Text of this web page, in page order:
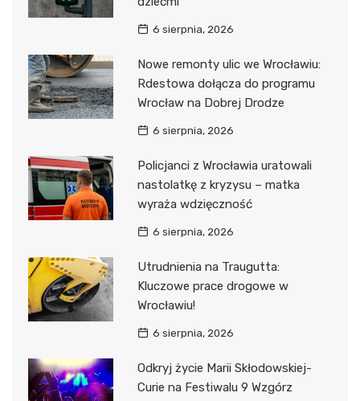
6 sierpnia, 2026
Nowe remonty ulic we Wrocławiu:
Rdestowa dołącza do programu
Wrocław na Dobrej Drodze
6 sierpnia, 2026
Policjanci z Wrocławia uratowali
nastolatkę z kryzysu – matka
wyraża wdzięczność
6 sierpnia, 2026
Utrudnienia na Traugutta:
Kluczowe prace drogowe w
Wrocławiu!
6 sierpnia, 2026
Odkryj życie Marii Skłodowskiej-
Curie na Festiwalu 9 Wzgórz